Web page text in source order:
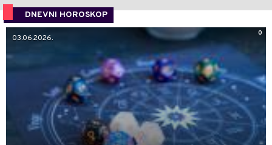
DNEVNI HOROSKOP
0
03.06.2026.